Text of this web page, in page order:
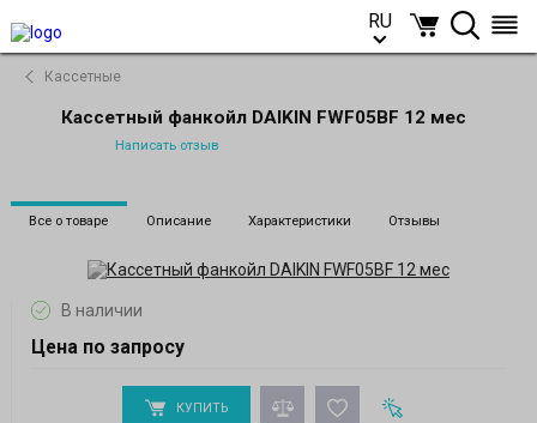
RU
Кассетные
Кассетный фанкойл DAIKIN FWF05BF 12 мес
Написать отзыв
Все о товаре Описание Характеристики Отзывы
В наличии
Цена по запросу
КУПИТЬ